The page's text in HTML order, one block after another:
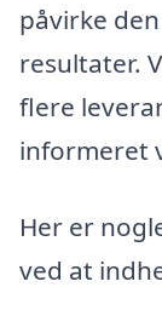
påvirke
resultater.
flere
informeret
Her er
ved at